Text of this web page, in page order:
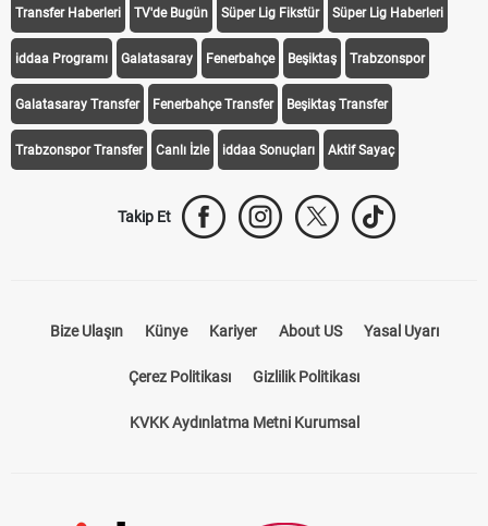
Transfer Haberleri TV'de Bugün Süper Lig Fikstür Süper Lig Haberleri
iddaa Programı Galatasaray Fenerbahçe Beşiktaş Trabzonspor
Galatasaray Transfer Fenerbahçe Transfer Beşiktaş Transfer
Trabzonspor Transfer Canlı İzle iddaa Sonuçları Aktif Sayaç
Takip Et
Bize Ulaşın Künye Kariyer About US Yasal Uyarı
Çerez Politikası Gizlilik Politikası
KVKK Aydınlatma Metni Kurumsal